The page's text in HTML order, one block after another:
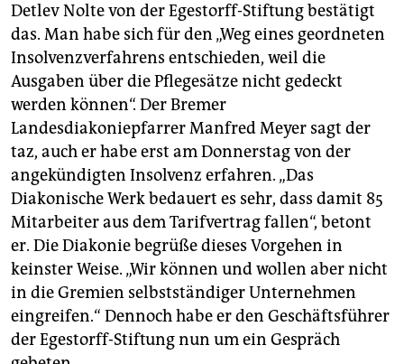
Detlev Nolte von der Egestorff-Stiftung bestätigt
das. Man habe sich für den „Weg eines geordneten
Insolvenzverfahrens entschieden, weil die
Ausgaben über die Pflegesätze nicht gedeckt
werden können“. Der Bremer
Landesdiakoniepfarrer Manfred Meyer sagt der
taz, auch er habe erst am Donnerstag von der
angekündigten Insolvenz erfahren. „Das
Diakonische Werk bedauert es sehr, dass damit 85
Mitarbeiter aus dem Tarifvertrag fallen“, betont
er. Die Diakonie begrüße dieses Vorgehen in
keinster Weise. „Wir können und wollen aber nicht
in die Gremien selbstständiger Unternehmen
eingreifen.“ Dennoch habe er den Geschäftsführer
der Egestorff-Stiftung nun um ein Gespräch